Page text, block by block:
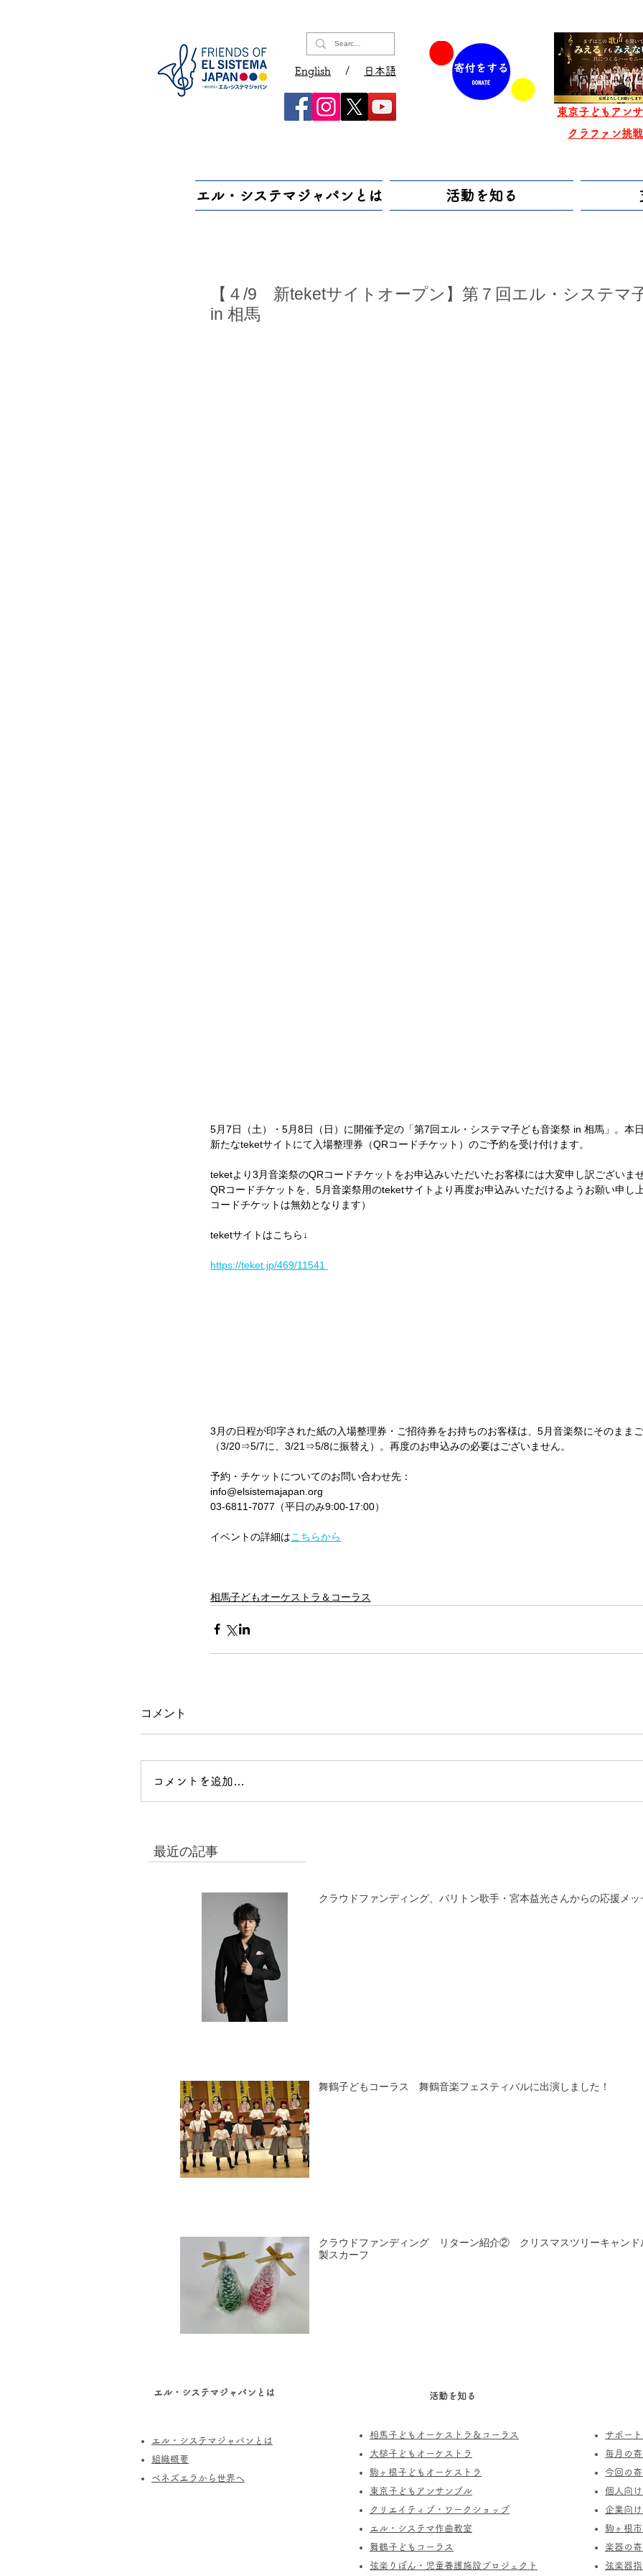
English / 日本語
東京子どもアン
クラファン挑
エル・システマジャパンとは 活動を知る
【４/9 新teketサイトオープン】第７回エル・システマ
in 相馬
5月7日（土）・5月8日（日）に開催予定の「第7回エル・システマ子ども音楽祭 in 相馬」。本
新たなteketサイトにて入場整理券（QRコードチケット）のご予約を受け付けます。
teketより3月音楽祭のQRコードチケットをお申込みいただいたお客様には大変申し訳ございま
QRコードチケットを、5月音楽祭用のteketサイトより再度お申込みいただけるようお願い申し
コードチケットは無効となります）
teketサイトはこちら↓
https://teket.jp/469/11541
3月の日程が印字された紙の入場整理券・ご招待券をお持ちのお客様は、5月音楽祭にそのまま
（3/20⇒5/7に、3/21⇒5/8に振替え）。再度のお申込みの必要はございません。
予約・チケットについてのお問い合わせ先：
info@elsistemajapan.org
03-6811-7077（平日のみ9:00-17:00）
イベントの詳細はこちらから
相馬子どもオーケストラ＆コーラス
コメント
コメントを追加…
最近の記事
クラウドファンディング、バリトン歌手・宮本益光さんからの応援メッ
舞鶴子どもコーラス 舞鶴音楽フェスティバルに出演しました！
クラウドファンディング リターン紹介② クリスマスツリーキャンド
製スカーフ
エル・システマジャパンとは
エル・システマジャパンとは
​組織概要
​ベネズエラから世界へ
活動を知る
相馬子どもオーケストラ＆コーラス
​大槌子どもオーケストラ
駒ヶ根子どもオーケストラ
​東京子どもアンサンブル
​クリエイティブ・ワークショップ
エル・システマ作曲教室
​舞鶴子どもコーラス
​​弦楽りぼん・児童養護施設プロジェクト
サポー
毎月の
今回の
個人向
企業向
駒ヶ根
楽器の
弦楽器